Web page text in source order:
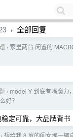
› 全部回复
› 家里两台 闲置的
› model Y 到底有啥魔力
好？
定可靠，大品牌背书
想给我 8 岁的闺女换一辆